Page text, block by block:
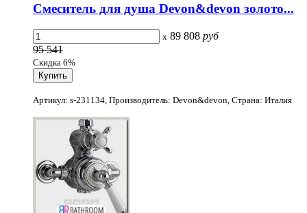
Смеситель для душа Devon&devon золото...
x 89 808 руб
95 541
Скидка 6%
Артикул: s-231134, Производитель: Devon&devon, Страна: Италия